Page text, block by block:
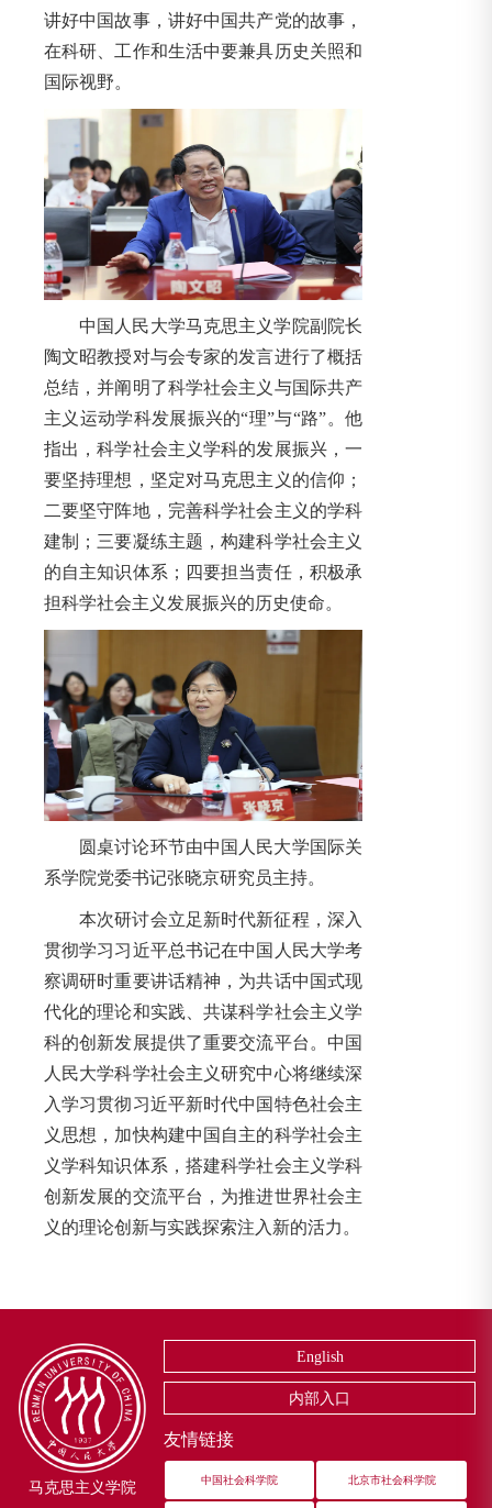
讲好中国故事，讲好中国共产党的故事，
在科研、工作和生活中要兼具历史关照和
国际视野。
中国人民大学马克思主义学院副院长
陶文昭教授对与会专家的发言进行了概括
总结，并阐明了科学社会主义与国际共产
主义运动学科发展振兴的“理”与“路”。他
指出，科学社会主义学科的发展振兴，一
要坚持理想，坚定对马克思主义的信仰；
二要坚守阵地，完善科学社会主义的学科
建制；三要凝练主题，构建科学社会主义
的自主知识体系；四要担当责任，积极承
担科学社会主义发展振兴的历史使命。
圆桌讨论环节由中国人民大学国际关
系学院党委书记张晓京研究员主持。
本次研讨会立足新时代新征程，深入
贯彻学习习近平总书记在中国人民大学考
察调研时重要讲话精神，为共话中国式现
代化的理论和实践、共谋科学社会主义学
科的创新发展提供了重要交流平台。中国
人民大学科学社会主义研究中心将继续深
入学习贯彻习近平新时代中国特色社会主
义思想，加快构建中国自主的科学社会主
义学科知识体系，搭建科学社会主义学科
创新发展的交流平台，为推进世界社会主
义的理论创新与实践探索注入新的活力。
马克思主义学院
English
内部入口
友情链接
中国社会科学院 北京市社会科学院